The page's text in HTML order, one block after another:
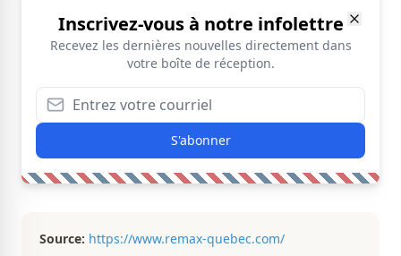
Inscrivez-vous à notre infolettre
Recevez les dernières nouvelles directement dans
votre boîte de réception.
S'abonner
Source: https://www.remax-quebec.com/